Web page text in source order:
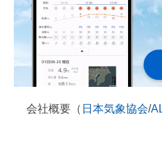
会社概要（ 日本気象協会/